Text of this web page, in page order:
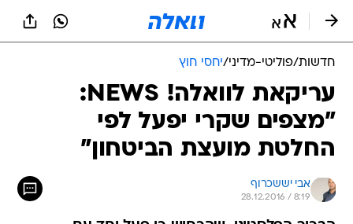
חדשות/פוליטי-מדיני/יחסי חוץ
עריקאת לוואלה! NEWS:
"מצפים שקרי יפעל לפי
החלטת מועצת הביטחון"
אבי יששכרוף
28.12.2016 / 8:19